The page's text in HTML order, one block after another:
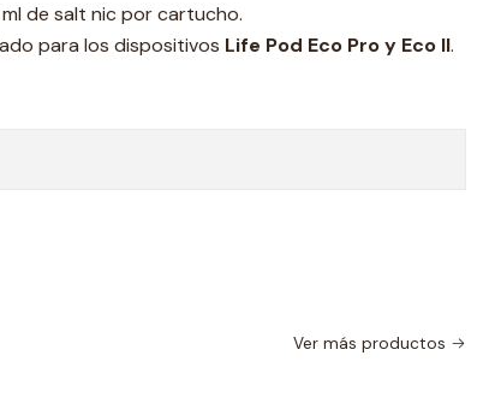
de salt nic por cartucho.
para los dispositivos Life Pod Eco Pro y Eco II.
Ver más productos